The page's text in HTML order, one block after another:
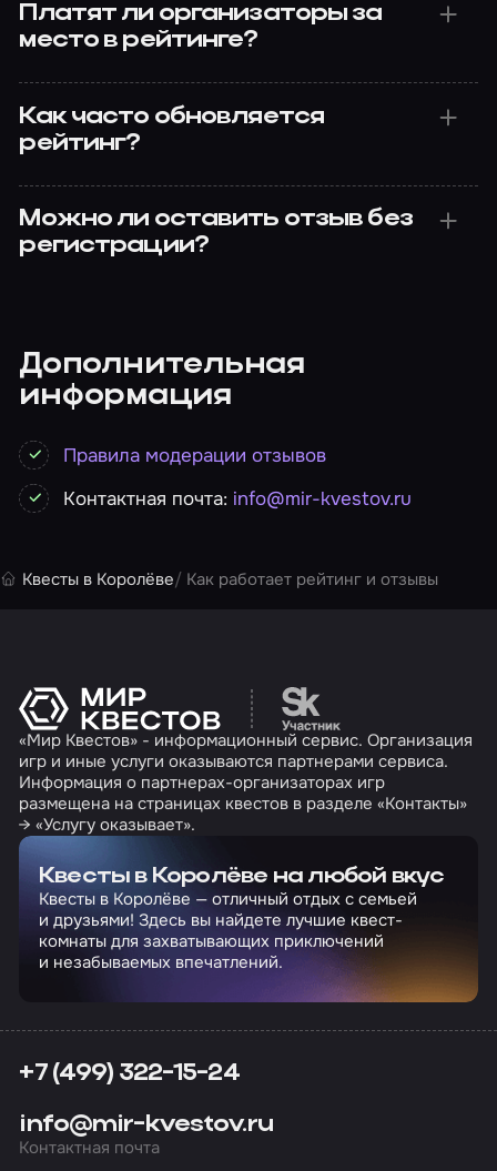
Платят ли организаторы за
место в рейтинге?
Как часто обновляется
рейтинг?
Можно ли оставить отзыв без
регистрации?
Дополнительная
информация
Правила модерации отзывов
Контактная почта: info@mir-kvestov.ru
Квесты в Королёве Как работает рейтинг и отзывы
Перейти на сайт
«Мир Квестов» - информационный сервис. Организация
игр и иные услуги оказываются партнерами сервиса.
Информация о партнерах-организаторах игр
размещена на страницах квестов в разделе «Контакты»
→ «Услугу оказывает».
Квесты в Королёве на любой вкус
Квесты в Королёве — отличный отдых с семьей
и друзьями! Здесь вы найдете лучшие квест-
комнаты для захватывающих приключений
и незабываемых впечатлений.
+7 (499) 322-15-24
info@mir-kvestov.ru
Контактная почта